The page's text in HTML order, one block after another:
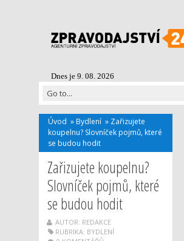
Dnes je 9. 08. 2026
Úvod » Bydlení » Zařizujete
koupelnu? Slovníček pojmů, které
se budou hodit
Zařizujete koupelnu?
Slovníček pojmů, které
se budou hodit
AUTOR: REDAKCE
RUBRIKA: BYDLENÍ